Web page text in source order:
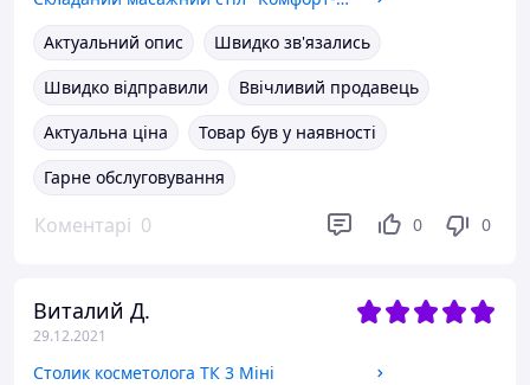
Актуальний опис
Швидко зв'язались
Швидко відправили
Ввічливий продавець
Актуальна ціна
Товар був у наявності
Гарне обслуговування
Коментарі 0 0 0
Виталий Д.
29.12.2021
Столик косметолога ТК 3 Міні